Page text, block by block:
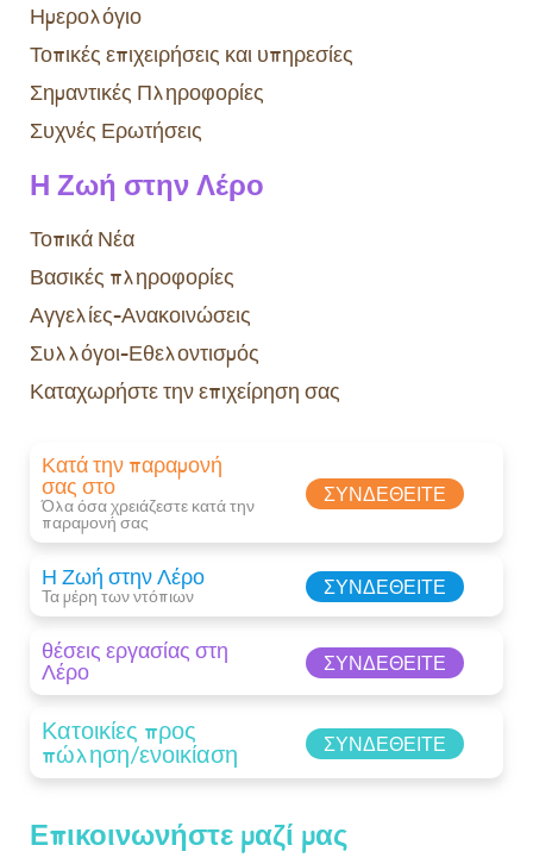
Επικοινωνήστε μαζί μας
Ημερολόγιο
Τοπικές επιχειρήσεις και υπηρεσίες
Σημαντικές Πληροφορίες
Συχνές Ερωτήσεις
Η Ζωή στην Λέρο
Τοπικά Νέα
Βασικές πληροφορίες
Αγγελίες-Ανακοινώσεις
Συλλόγοι-Εθελοντισμός
Καταχωρήστε την επιχείρηση σας
Κατά την παραμονή
σας στο
Όλα όσα χρειάζεστε κατά την
παραμονή σας​
ΣΥΝΔΕΘΕΊΤΕ
Η Ζωή στην Λέρο
Τα μέρη των ντόπιων ΣΥΝΔΕΘΕΊΤΕ
θέσεις εργασίας στη
Λέρο ΣΥΝΔΕΘΕΊΤΕ
Κατοικίες προς
πώληση/ενοικίαση ΣΥΝΔΕΘΕΊΤΕ